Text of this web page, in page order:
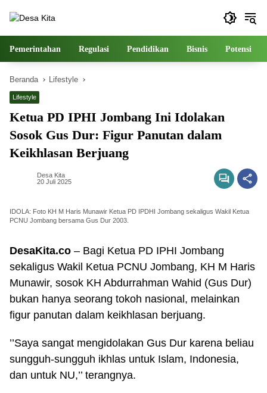
Pemerintahan Regulasi Pendidikan Bisnis Potensi
Beranda Lifestyle
Lifestyle
Ketua PD IPHI Jombang Ini Idolakan
Sosok Gus Dur: Figur Panutan dalam
Keikhlasan Berjuang
Desa Kita
20 Juli 2025
IDOLA: Foto KH M Haris Munawir Ketua PD IPDHI Jombang sekaligus Wakil Ketua
PCNU Jombang bersama Gus Dur 2003.
DesaKita.co – Bagi Ketua PD IPHI Jombang
sekaligus Wakil Ketua PCNU Jombang, KH M Haris
Munawir, sosok KH Abdurrahman Wahid (Gus Dur)
bukan hanya seorang tokoh nasional, melainkan
figur panutan dalam keikhlasan berjuang.
’’Saya sangat mengidolakan Gus Dur karena beliau
sungguh-sungguh ikhlas untuk Islam, Indonesia,
dan untuk NU,’’ terangnya.